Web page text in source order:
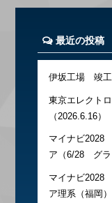
最近の投稿
伊坂工場 竣
東京エレクト
（2026.6.16）
マイナビ2028
ア（6/28 グラ
マイナビ2028
ア理系（福岡